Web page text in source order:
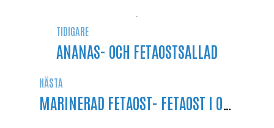
TIDIGARE
ANANAS- OCH FETAOSTSALLAD
NÄSTA